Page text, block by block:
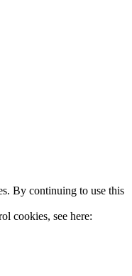
By continuing to use this
cookies, see here: